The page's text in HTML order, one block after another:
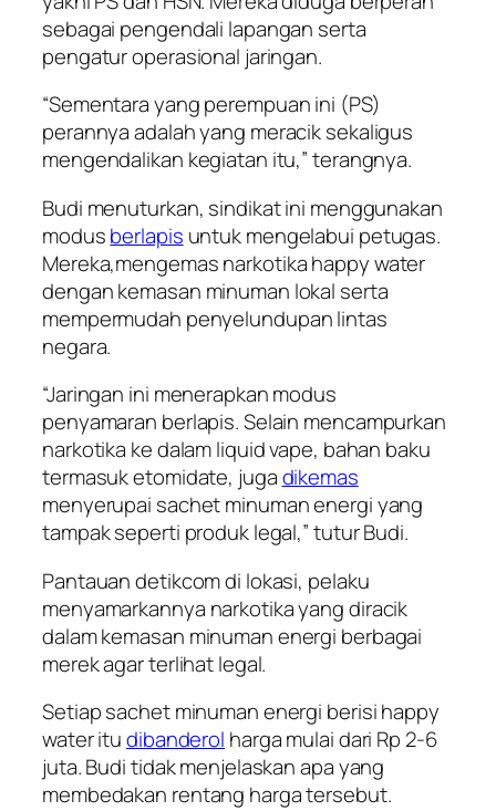
sebagai pengendali lapangan serta
pengatur operasional jaringan.
“Sementara yang perempuan ini (PS)
perannya adalah yang meracik sekaligus
mengendalikan kegiatan itu,” terangnya.
Budi menuturkan, sindikat ini menggunakan
modusberlapis untuk mengelabui petugas.
Mereka,mengemas narkotika happy water
dengan kemasan minuman lokal serta
mempermudah penyelundupan lintas
negara.
“Jaringan ini menerapkan modus
penyamaran berlapis. Selain mencampurkan
narkotika ke dalam liquid vape, bahan baku
termasuk etomidate, jugadikemas
menyerupai sachet minuman energi yang
tampak seperti produk legal,” tutur Budi.
Pantauan detikcom di lokasi, pelaku
menyamarkannya narkotika yang diracik
dalam kemasan minuman energi berbagai
merek agar terlihat legal.
Setiap sachet minuman energi berisi happy
water itudibanderol harga mulai dari Rp 2-6
juta. Budi tidak menjelaskan apa yang
membedakan rentang harga tersebut.